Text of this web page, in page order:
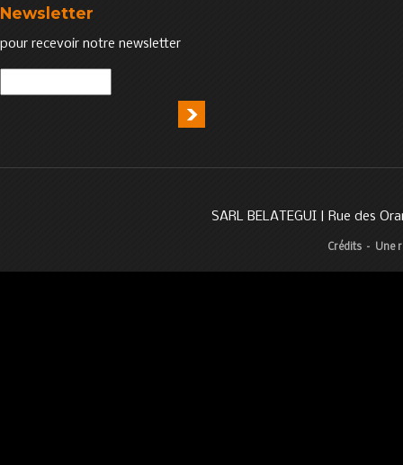
Newsletter
pour recevoir notre newsletter
SARL BELATEGUI | Rue des
Crédits – Une